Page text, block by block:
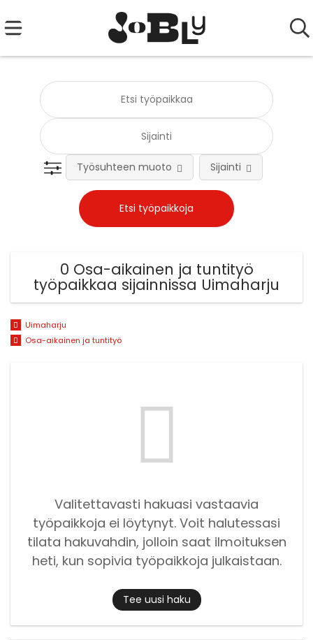
Työsuhteen muoto Sijainti
0 Osa-aikainen ja tuntityö
työpaikkaa sijainnissa Uimaharju
Uimaharju
Osa-aikainen ja tuntityö
Valitettavasti hakuasi vastaavia
työpaikkoja ei löytynyt. Voit halutessasi
tilata hakuvahdin, jolloin saat ilmoituksen
heti, kun sopivia työpaikkoja julkaistaan.
Tee uusi haku